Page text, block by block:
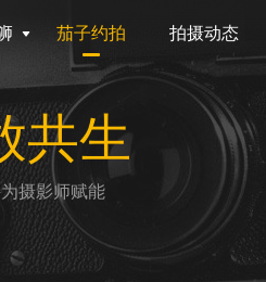
茄子约拍 拍摄动态
共生
摄影师赋能